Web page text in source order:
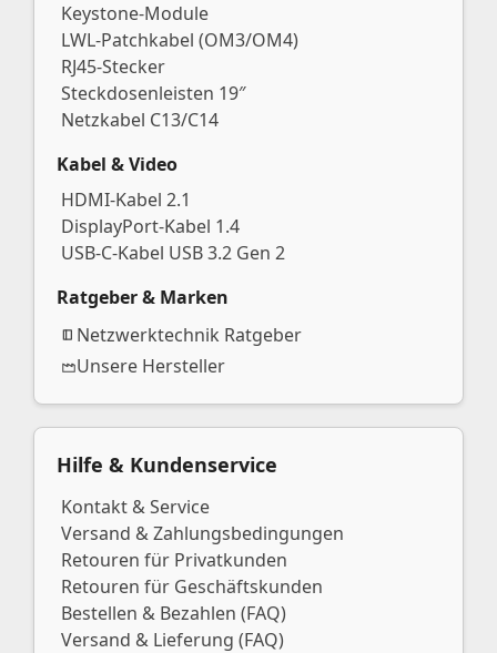
Keystone-Module
LWL-Patchkabel (OM3/OM4)
RJ45-Stecker
Steckdosenleisten 19″
Netzkabel C13/C14
Kabel & Video
HDMI-Kabel 2.1
DisplayPort-Kabel 1.4
USB-C-Kabel USB 3.2 Gen 2
Ratgeber & Marken
Netzwerktechnik Ratgeber
Unsere Hersteller
Hilfe & Kundenservice
Kontakt & Service
Versand & Zahlungsbedingungen
Retouren für Privatkunden
Retouren für Geschäftskunden
Bestellen & Bezahlen (FAQ)
Versand & Lieferung (FAQ)